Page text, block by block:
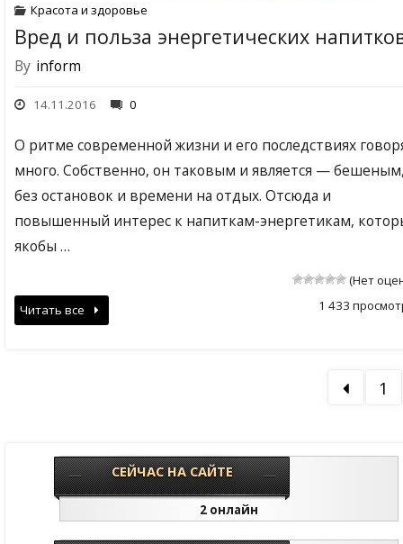
Красота и здоровье
Вред и польза энергетических
By inform
14.11.2016 0
О ритме современной жизни и его последствиях
много. Собственно, он таковым и является —
без остановок и времени на отдых. Отсюда и
повышенный интерес к напиткам-энергетикам,
якобы …
(Нет
1 433
Читать все
1
СЕЙЧАС НА САЙТЕ
2 онлайн